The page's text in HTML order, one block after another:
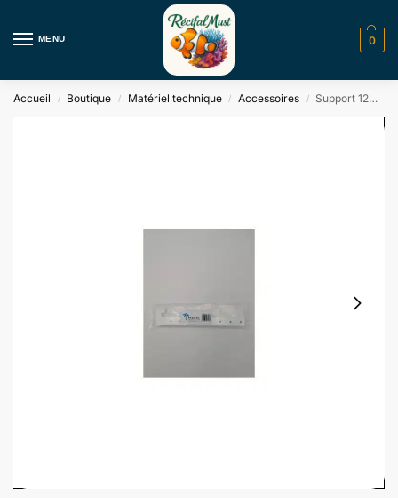
MENU 0
Accueil / Boutique / Matériel technique / Accessoires / Support 12mm pour RC300 / 400 Tropic Creation